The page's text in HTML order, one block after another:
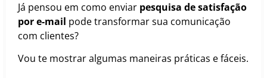
Já pensou em como enviar pesquisa de satisfação
por e-mail pode transformar sua comunicação
com clientes?
Vou te mostrar algumas maneiras práticas e fáceis.